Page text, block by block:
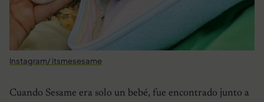
Instagram/ itsmesesame
Cuando Sesame era solo un bebé, fue encontrado junto a